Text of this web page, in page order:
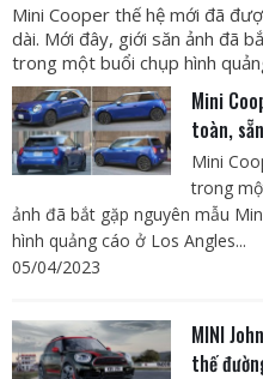
Mini Cooper thế hệ mới đã
dài. Mới đây, giới săn ảnh đã
trong một buổi chụp hình
Mini
toàn,
Mini
trong
ảnh đã bắt gặp nguyên mẫu
hình quảng cáo ở Los Angles...
05/04/2023
MINI
thế